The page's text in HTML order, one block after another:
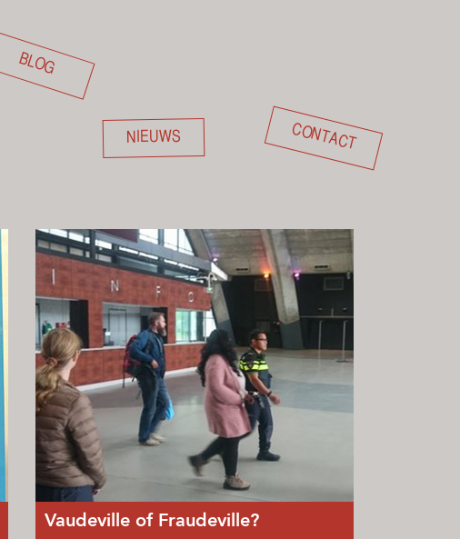
BLOG
NIEUWS CONTACT
Vaudeville of Fraudeville?